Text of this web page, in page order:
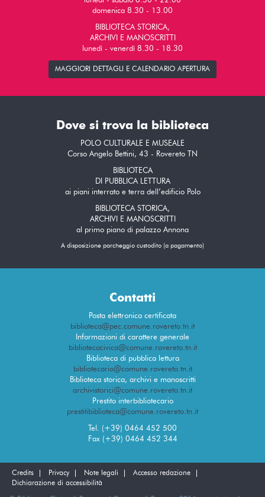
domenica 8.30 - 13.00
BIBLIOTECA STORICA,
ARCHIVI E MANOSCRITTI
lunedì - venerdì 8.30 - 18.30
MAGGIORI DETTAGLI E CALENDARIO APERTURA
Dove si trova la biblioteca
POLO CULTURALE E MUSEALE
Corso Angelo Bettini, 43 - Rovereto TN
BIBLIOTECA
DI PUBBLICA LETTURA
ai piani interrato e terra dell’edificio Polo
BIBLIOTECA STORICA,
ARCHIVI E MANOSCRITTI
al primo piano di palazzo Annona
A disposizione parcheggio custodito (a pagamento)
Contatti
Posta elettronica certificata
biblioteca@pec.comune.rovereto.tn.it
Informazioni di carattere generale
bibliotecacivica@comune.rovereto.tn.it
Biblioteca di pubblica lettura
bibliotecario@comune.rovereto.tn.it
Biblioteca storica, archivi e manoscritti
archivistorici@comune.rovereto.tn.it
Prestito interbibliotecario
prestitibiblioteca@comune.rovereto.tn.it
Tel. (+39) 0464 452 500
Fax (+39) 0464 452 344
Credits Privacy Note legali
Accesso redazione
Dichiarazione di accessibilità